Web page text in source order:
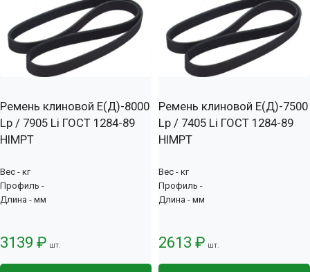
Ремень клиновой Е(Д)-8000
Lp / 7905 Li ГОСТ 1284-89
HIMPT
Вес - кг
Профиль -
Длина - мм
3139 ₽ шт.
Ремень клиновой Е(Д)-7500
Lp / 7405 Li ГОСТ 1284-89
HIMPT
Вес - кг
Профиль -
Длина - мм
2613 ₽ шт.